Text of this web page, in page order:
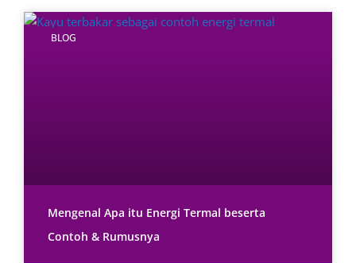
BLOG
Mengenal Apa itu Energi Termal beserta
Contoh & Rumusnya